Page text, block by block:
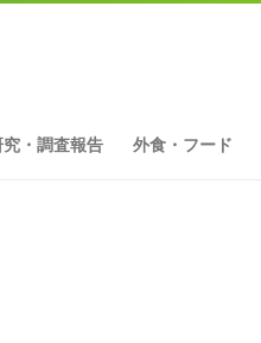
究・調査報告 外食・フード